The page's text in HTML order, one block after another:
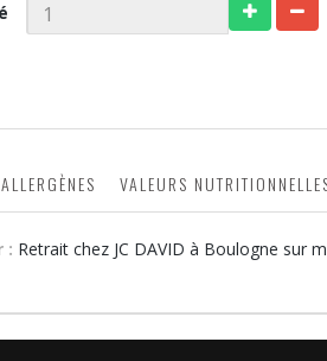
ALLERGÈNES VALEURS
: Retrait chez JC DAVID à Boulogne sur